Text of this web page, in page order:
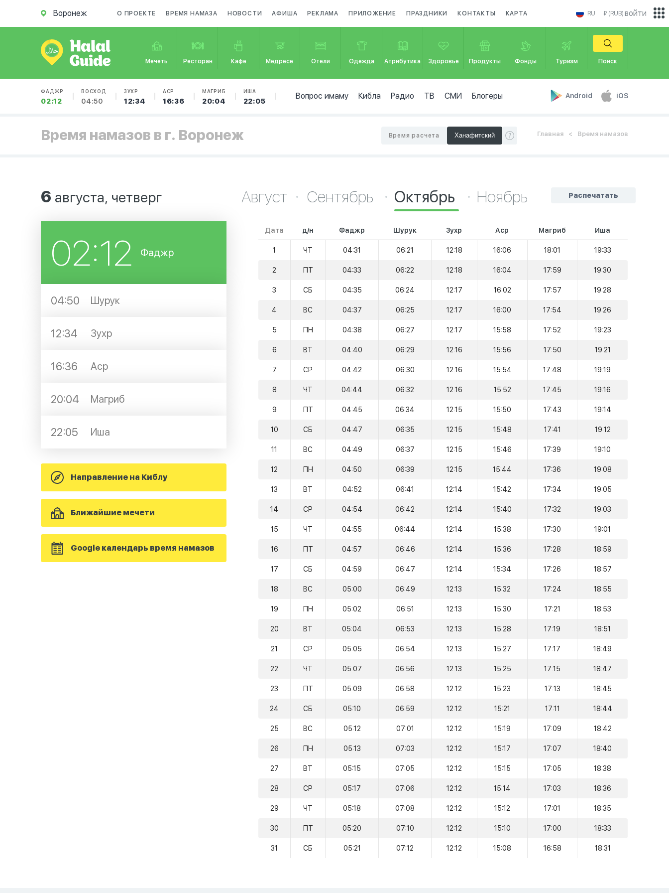
Воронеж О ПРОЕКТЕ ВРЕМЯ НАМАЗА НОВОСТИ АФИША РЕКЛАМА ПРИЛОЖЕНИЕ ПРАЗДНИКИ КОНТАКТЫ КАРТА RU ₽ (RUB)
Мечеть Ресторан Кафе Медресе Отели Одежда Атрибутика Здоровье Продукты Фонды Туризм Поиск
ФАДЖР
02:12
ВОСХОД
04:50
ЗУХР
12:34
АСР
16:36
МАГРИБ
20:04
ИША
22:05
Вопрос имаму Кибла Радио ТВ СМИ Блогеры Android iOS
войти
Время намазов в г. Воронеж Главная Время намазов
Время расчета
6 августа, четверг
02:12 Фаджр
04:50 Шурук
12:34 Зухр
16:36 Аср
20:04 Магриб
22:05 Иша
Направление на Киблу
Ближайшие мечети
Google календарь время намазов
Распечатать
Август Сентябрь Октябрь Ноябрь
Дата д/н Фаджр Шурук Зухр Аср Магриб Иша
1 ЧТ 04:31 06:21 12:18 16:06 18:01 19:33
2 ПТ 04:33 06:22 12:18 16:04 17:59 19:30
3 СБ 04:35 06:24 12:17 16:02 17:57 19:28
4 ВС 04:37 06:25 12:17 16:00 17:54 19:26
5 ПН 04:38 06:27 12:17 15:58 17:52 19:23
6 ВТ 04:40 06:29 12:16 15:56 17:50 19:21
7 СР 04:42 06:30 12:16 15:54 17:48 19:19
8 ЧТ 04:44 06:32 12:16 15:52 17:45 19:16
9 ПТ 04:45 06:34 12:15 15:50 17:43 19:14
10 СБ 04:47 06:35 12:15 15:48 17:41 19:12
11 ВС 04:49 06:37 12:15 15:46 17:39 19:10
12 ПН 04:50 06:39 12:15 15:44 17:36 19:08
13 ВТ 04:52 06:41 12:14 15:42 17:34 19:05
14 СР 04:54 06:42 12:14 15:40 17:32 19:03
15 ЧТ 04:55 06:44 12:14 15:38 17:30 19:01
16 ПТ 04:57 06:46 12:14 15:36 17:28 18:59
17 СБ 04:59 06:47 12:14 15:34 17:26 18:57
18 ВС 05:00 06:49 12:13 15:32 17:24 18:55
19 ПН 05:02 06:51 12:13 15:30 17:21 18:53
20 ВТ 05:04 06:53 12:13 15:28 17:19 18:51
21 СР 05:05 06:54 12:13 15:27 17:17 18:49
22 ЧТ 05:07 06:56 12:13 15:25 17:15 18:47
23 ПТ 05:09 06:58 12:12 15:23 17:13 18:45
24 СБ 05:10 06:59 12:12 15:21 17:11 18:44
25 ВС 05:12 07:01 12:12 15:19 17:09 18:42
26 ПН 05:13 07:03 12:12 15:17 17:07 18:40
27 ВТ 05:15 07:05 12:12 15:15 17:05 18:38
28 СР 05:17 07:06 12:12 15:14 17:03 18:36
29 ЧТ 05:18 07:08 12:12 15:12 17:01 18:35
30 ПТ 05:20 07:10 12:12 15:10 17:00 18:33
31 СБ 05:21 07:12 12:12 15:08 16:58 18:31